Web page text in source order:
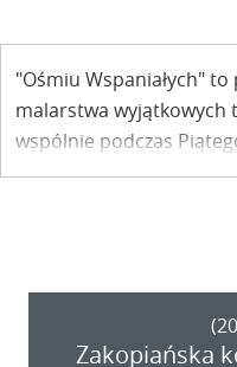
"Ośmiu Wspaniałych"
malarstwa wyjątkowych
wspólnie podczas
Malarskiego. Prace
Zakopiańska